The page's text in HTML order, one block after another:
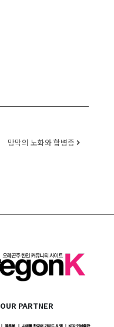
망막의 노화와 합병증
OUR PARTNER